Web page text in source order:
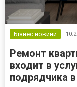
Бізнес новини
Ремонт
входит в
подрядчика